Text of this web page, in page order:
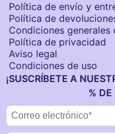
Política de envío y
Política de
Condiciones generales
Política de privacidad
Aviso legal
Condiciones de uso
¡SUSCRÍBETE A
%